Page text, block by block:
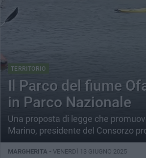
TERRITORIO
Il Parco del fiume
in Parco Nazionale
Una proposta di legge che
Marino, presidente del Consorzo
MARGHERITA - VENERDÌ 13 GIUGNO 2025